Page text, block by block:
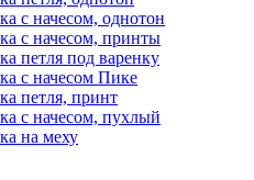
с начесом, однотон
с начесом, принты
петля под варенку
с начесом Пике
петля, принт
с начесом, пухлый
на меху